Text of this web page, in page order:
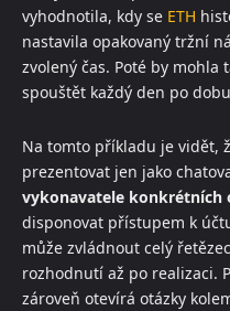
vyhodnotila, kdy se ETH
nastavila opakovaný tržní
zvolený čas. Poté by mohla
spouštět každý den po
Na tomto příkladu je vidět,
prezentovat jen jako
vykonavatele konkrétních
disponovat přístupem k
může zvládnout celý
rozhodnutí až po realizaci.
zároveň otevírá otázky